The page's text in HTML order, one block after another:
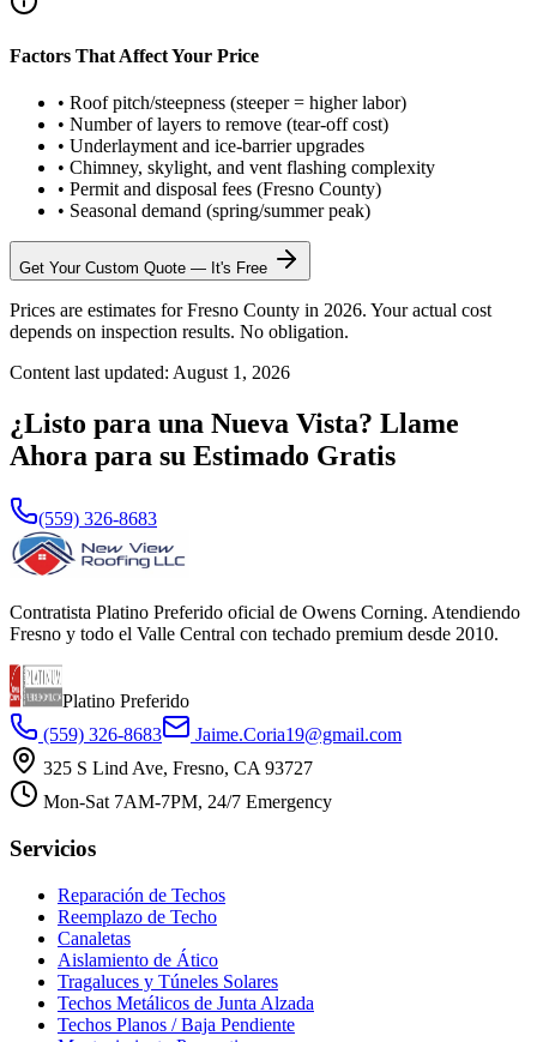
Factors That Affect Your Price
• Roof pitch/steepness (steeper = higher labor)
• Number of layers to remove (tear-off cost)
• Underlayment and ice-barrier upgrades
• Chimney, skylight, and vent flashing complexity
• Permit and disposal fees (Fresno County)
• Seasonal demand (spring/summer peak)
Get Your Custom Quote — It's Free
Prices are estimates for Fresno County in 2026. Your actual cost
depends on inspection results. No obligation.
Content last updated: August 1, 2026
¿Listo para una Nueva Vista? Llame
Ahora para su Estimado Gratis
(559) 326-8683
Contratista Platino Preferido oficial de Owens Corning. Atendiendo
Fresno y todo el Valle Central con techado premium desde 2010.
Platino Preferido
(559) 326-8683
Jaime.Coria19@gmail.com
325 S Lind Ave, Fresno, CA 93727
Mon-Sat 7AM-7PM, 24/7 Emergency
Servicios
Reparación de Techos
Reemplazo de Techo
Canaletas
Aislamiento de Ático
Tragaluces y Túneles Solares
Techos Metálicos de Junta Alzada
Techos Planos / Baja Pendiente